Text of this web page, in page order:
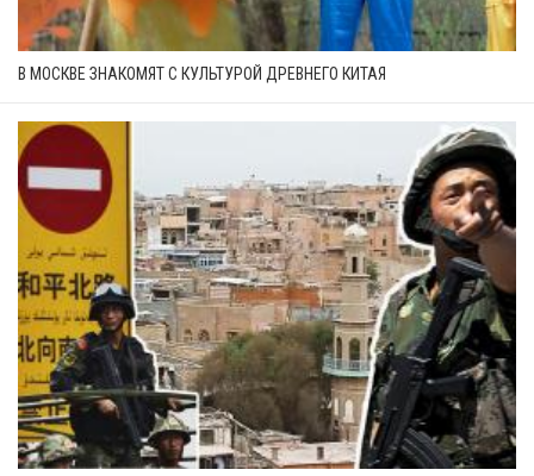
В МОСКВЕ ЗНАКОМЯТ С КУЛЬТУРОЙ ДРЕВНЕГО КИТАЯ